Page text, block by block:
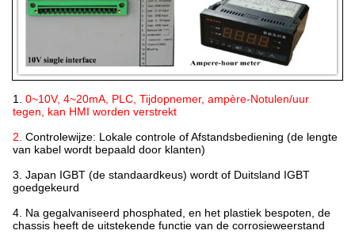
1. 0~10V, 4~20mA, PLC, Tijdopnemer, ampère-Notulen/uur
tegen, kan HMI worden verstrekt
2. Controlewijze: Lokale controle of Afstandsbediening (de lengte
van kabel wordt bepaald door klanten)
3. Japan IGBT (de standaardkeus) wordt of Duitsland IGBT
goedgekeurd
4. Na gegalvaniseerd phosphated, en het plastiek bespoten, de
chassis heeft de uitstekende functie van de corrosieweerstand